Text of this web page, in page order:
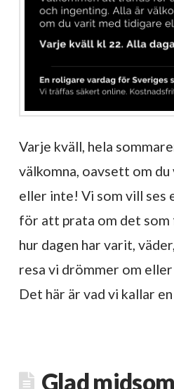
Varje kväll, hela
välkomna, oavsett om
eller inte! Vi som vill ses
för att prata om det som
hur dagen har varit,
resa vi drömmer om
Det här är vad vi kallar
Glad